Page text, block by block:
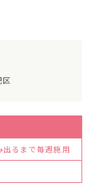
区
るまで毎週施用